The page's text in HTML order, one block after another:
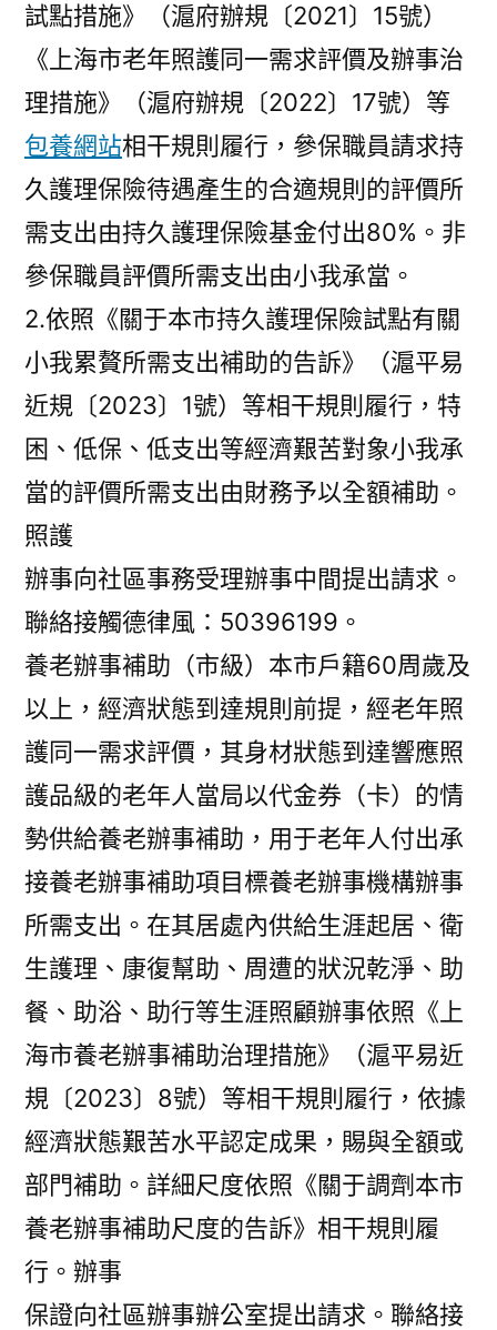
試點措施》（滬府辦規〔2021〕15號）
《上海市老年照護同一需求評價及辦事治
理措施》（滬府辦規〔2022〕17號）等
包養網站相干規則履行，參保職員請求持
久護理保險待遇產生的合適規則的評價所
需支出由持久護理保險基金付出80%。非
參保職員評價所需支出由小我承當。
2.依照《關于本市持久護理保險試點有關
小我累贅所需支出補助的告訴》（滬平易
近規〔2023〕1號）等相干規則履行，特
困、低保、低支出等經濟艱苦對象小我承
當的評價所需支出由財務予以全額補助。
照護
辦事向社區事務受理辦事中間提出請求。
聯絡接觸德律風：50396199。
養老辦事補助（市級）本市戶籍60周歲及
以上，經濟狀態到達規則前提，經老年照
護同一需求評價，其身材狀態到達響應照
護品級的老年人當局以代金券（卡）的情
勢供給養老辦事補助，用于老年人付出承
接養老辦事補助項目標養老辦事機構辦事
所需支出。在其居處內供給生涯起居、衛
生護理、康復幫助、周遭的狀況乾淨、助
餐、助浴、助行等生涯照顧辦事依照《上
海市養老辦事補助治理措施》（滬平易近
規〔2023〕8號）等相干規則履行，依據
經濟狀態艱苦水平認定成果，賜與全額或
部門補助。詳細尺度依照《關于調劑本市
養老辦事補助尺度的告訴》相干規則履
行。辦事
保證向社區辦事辦公室提出請求。聯絡接